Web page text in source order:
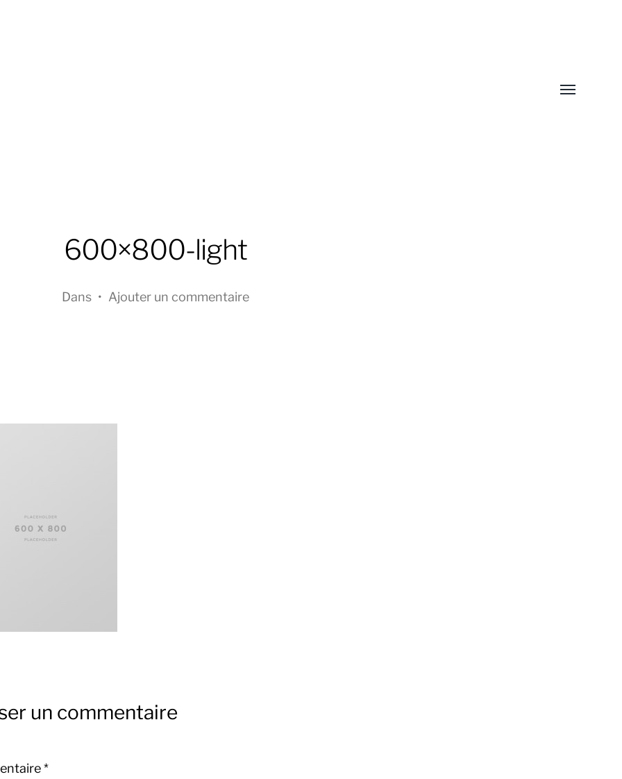
Afficher/
600×800-light
Dans • Ajouter un commentaire
un commentaire
*